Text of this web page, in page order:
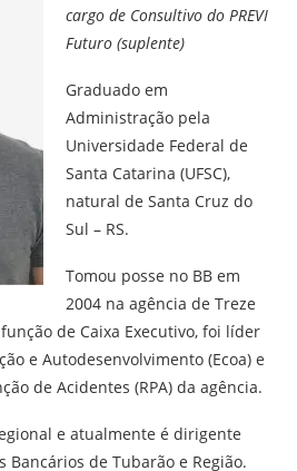
cargo de Consultivo do PREVI
Futuro (suplente)
Graduado em
Administração pela
Universidade Federal de
Santa Catarina (UFSC),
natural de Santa Cruz do
Sul – RS.
Tomou posse no BB em
2004 na agência de Treze
de Caixa Executivo, foi líder
e Autodesenvolvimento (Ecoa) e
de Acidentes (RPA) da agência.
e atualmente é dirigente
de Tubarão e Região.